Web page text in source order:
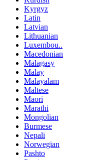
Kyrgyz
Latin
Latvian
Lithuanian
Luxembou..
Macedonian
Malagasy
Malay
Malayalam
Maltese
Maori
Marathi
Mongolian
Burmese
Nepali
Norwegian
Pashto